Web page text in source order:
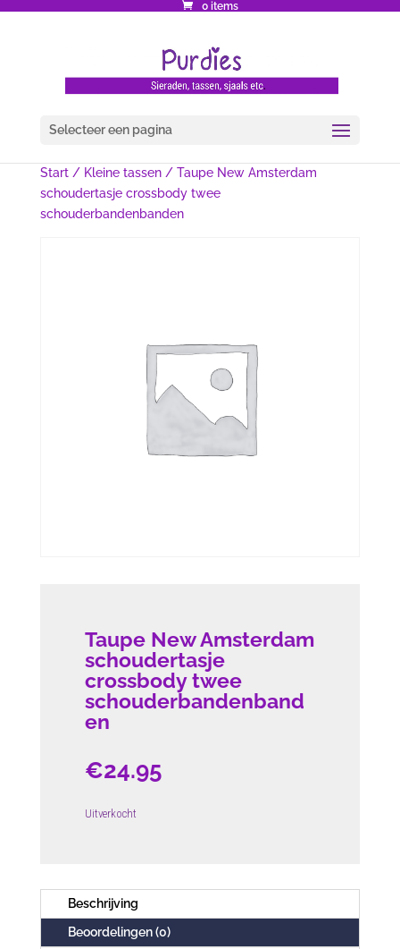
0 items
Selecteer een pagina
Start/ Kleine tassen/ Taupe New Amsterdam
schoudertasje crossbody twee
schouderbandenbanden
Taupe New Amsterdam
schoudertasje
crossbody twee
schouderbandenband
en
€24.95
Uitverkocht
Beschrijving
Beoordelingen (0)